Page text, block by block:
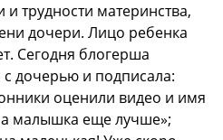
трудности материнства,
дочери. Лицо ребенка
Сегодня блогерша
дочерью и подписала:
оценили видео и имя
а малышка еще лучше»;